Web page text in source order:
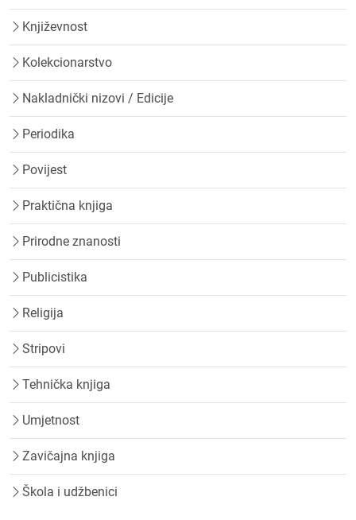
Književnost
Kolekcionarstvo
Nakladnički nizovi / Edicije
Periodika
Povijest
Praktična knjiga
Prirodne znanosti
Publicistika
Religija
Stripovi
Tehnička knjiga
Umjetnost
Zavičajna knjiga
Škola i udžbenici